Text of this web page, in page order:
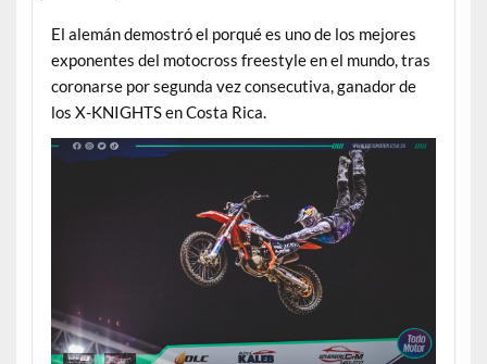
El alemán demostró el porqué es uno de los mejores
exponentes del motocross freestyle en el mundo, tras
coronarse por segunda vez consecutiva, ganador de
los X-KNIGHTS en Costa Rica.